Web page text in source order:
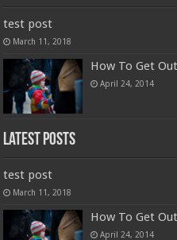
test post
March 11, 2018
How To Get
April 24, 2014
Latest Posts
test post
March 11, 2018
How To Get
April 24, 2014